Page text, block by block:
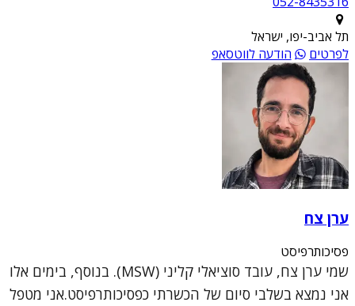
תל אביב-יפו, ישראל
לפרטים
הודעה לווטסאפ
ערן צח
פסיכותרפיסט
שמי ערן צח, עובד סוציאלי קליני (MSW). בנוסף, בימים אלו
אני נמצא בשלבי סיום של הכשרתי כפסיכותרפיסט.אני מטפל